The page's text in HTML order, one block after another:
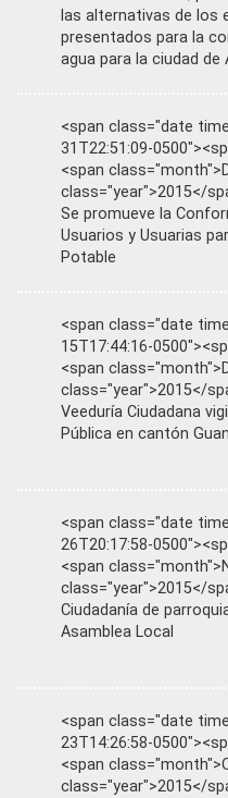
las alternativas de los
presentados para la
agua para la ciudad de
<span class="date
31T22:51:09-
<span
class="year">2015</
Se promueve la
Usuarios y Usuarias
Potable
<span class="date
15T17:44:16-
<span
class="year">2015</
Veeduría Ciudadana
Pública en cantón
<span class="date
26T20:17:58-
<span
class="year">2015</
Ciudadanía de
Asamblea Local
<span class="date
23T14:26:58-
<span
class="year">2015</